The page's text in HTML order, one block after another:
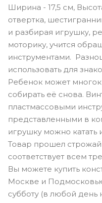
Ширина - 17,5 см,
отвертка,
и разбирая игрушку,
моторику, учится
инструментами.
использовать для
Ребенок может
собирать её снова.
пластмассовыми
представленными в
игрушку можно катать
Товар прошел
соответствует всем
Вы можете купить
Москве и
субботу (в любой